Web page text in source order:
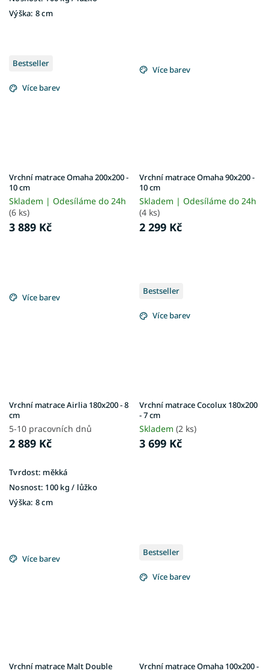
Výška: 8 cm
Bestseller
Více barev
Vrchní matrace Omaha 200x200 -
10 cm
Skladem | Odesíláme do 24h
(6 ks)
3 889 Kč
Více barev
Vrchní matrace Omaha 90x200 -
10 cm
Skladem | Odesíláme do 24h
(4 ks)
2 299 Kč
Více barev
Vrchní matrace Airlia 180x200 - 8
cm
5-10 pracovních dnů
2 889 Kč
Tvrdost: měkká
Nosnost: 100 kg / lůžko
Výška: 8 cm
Bestseller
Více barev
Vrchní matrace Cocolux 180x200
- 7 cm
Skladem (2 ks)
3 699 Kč
Více barev
Vrchní matrace Malt Double
Bestseller
Více barev
Vrchní matrace Omaha 100x200 -